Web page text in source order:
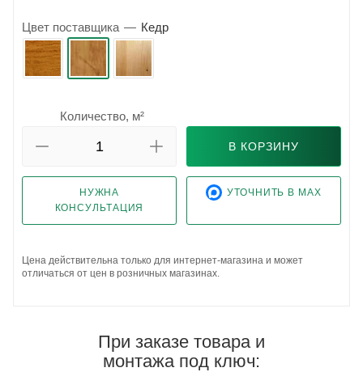
Цвет поставщика — Кедр
Количество, м²
В КОРЗИНУ
НУЖНА
КОНСУЛЬТАЦИЯ
УТОЧНИТЬ В MAX
Цена действительна только для интернет-магазина и может
отличаться от цен в розничных магазинах.
При заказе товара и
монтажа под ключ: